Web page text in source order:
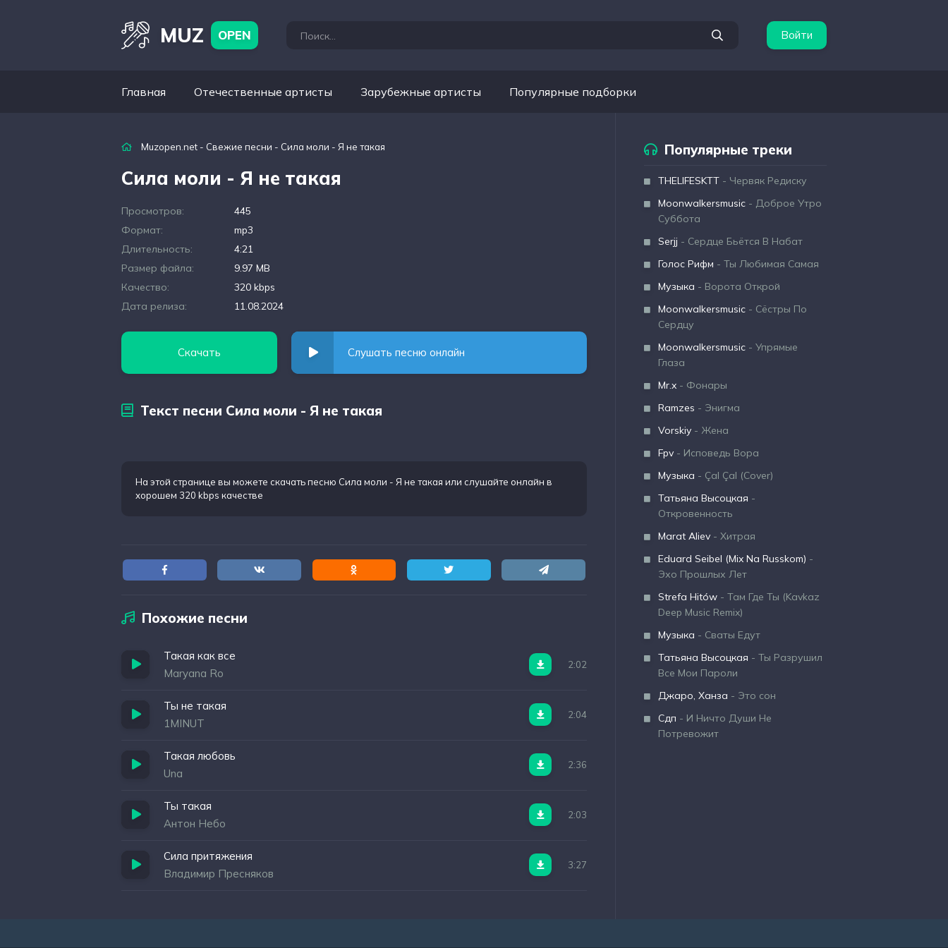
MUZ OPEN Войти
Главная Отечественные артисты Зарубежные артисты Популярные подборки
Muzopen.net - Свежие песни - Сила моли - Я не такая
Сила моли - Я не такая
Просмотров:
445
Формат:
mp3
Длительность:
4:21
Размер файла:
9.97 MB
Качество:
320 kbps
Дата релиза:
11.08.2024
Скачать Слушать песню онлайн
Текст песни Сила моли - Я не такая
На этой странице вы можете скачать песню Сила моли - Я не такая или слушайте онлайн в
хорошем 320 kbps качестве
Похожие песни
Такая как все
Maryana Ro
2:02
Ты не такая
1MINUT
2:04
Такая любовь
Una
2:36
Ты такая
Антон Небо
2:03
Сила притяжения
Владимир Пресняков
3:27
Популярные треки
THELIFESKTT - Червяк Редиску
Moonwalkersmusic - Доброе Утро
Суббота
Serjj - Сердце Бьётся В Набат
Голос Рифм - Ты Любимая Самая
Музыка - Ворота Открой
Moonwalkersmusic - Сёстры По
Сердцу
Moonwalkersmusic - Упрямые
Глаза
Mr.x - Фонары
Ramzes - Энигма
Vorskiy - Жена
Fpv - Исповедь Вора
Музыка - Çal Çal (Cover)
Татьяна Высоцкая -
Откровенность
Marat Aliev - Хитрая
Eduard Seibel (Mix Na Russkom) -
Эхо Прошлых Лет
Strefa Hitów - Там Где Ты (Kavkaz
Deep Music Remix)
Музыка - Сваты Едут
Татьяна Высоцкая - Ты Разрушил
Все Мои Пароли
Джаро, Ханза - Это сон
Сдп - И Ничто Души Не
Потревожит